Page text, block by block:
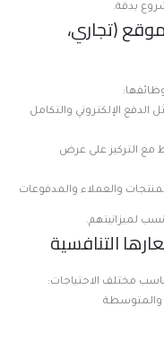
بدقة.
(تجاري،
الإلكتروني والتكامل
مع التركيز على عرض
والعملاء والمدفوعات
لميزانيتهم.
والمتوسطة